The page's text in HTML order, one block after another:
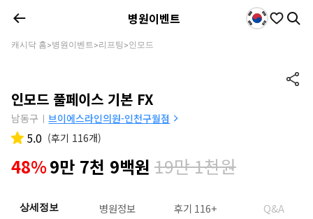
병원이벤트
캐시닥 홈>병원이벤트>리프팅 >인모드
인모드 풀페이스 기본 FX
남동구 | 브이에스라인의원-인천구월점
5.0 (후기 116개)
48%9만 7천 9백원 19만 1천원
상세정보 병원정보 후기 116+ Q&A